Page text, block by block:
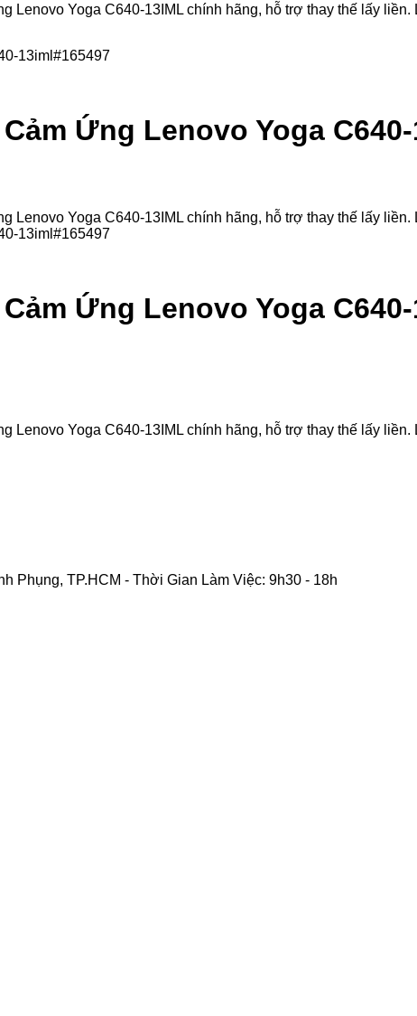
Lenovo Yoga C640-13IML chính hãng, hỗ trợ thay thế lấy
Ứng Lenovo Yoga
Lenovo Yoga C640-13IML chính hãng, hỗ trợ thay thế lấy
Ứng Lenovo Yoga
Lenovo Yoga C640-13IML chính hãng, hỗ trợ thay thế lấy
Phụng, TP.HCM - Thời Gian Làm Việc: 9h30 - 18h